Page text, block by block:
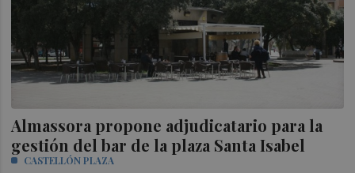
Almassora propone adjudicatario para la
gestión del bar de la plaza Santa Isabel
CASTELLÓN PLAZA